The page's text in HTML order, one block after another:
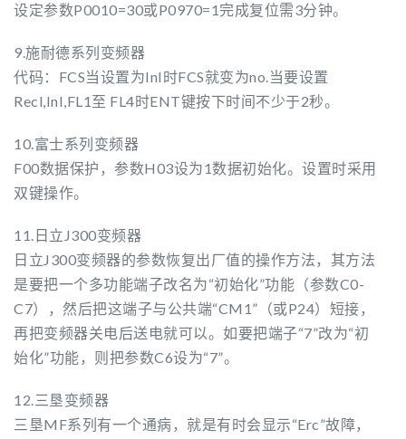
设定参数P0010=30或P0970=1完成复位需3分钟。
9.施耐德系列变频器
代码：FCS当设置为InI时FCS就变为no.当要设置
Recl,InI,FL1至 FL4时ENT键按下时间不少于2秒。
10.富士系列变频器
F00数据保护，参数H03设为1数据初始化。设置时采用
双键操作。
11.日立J300变频器
日立J300变频器的参数恢复出厂值的操作方法，其方法
是要把一个多功能端子改名为“初始化”功能（参数C0-
C7），然后把这端子与公共端“CM1”（或P24）短接，
再把变频器关电后送电就可以。如要把端子“7”改为“初
始化”功能，则把参数C6设为“7”。
12.三垦变频器
三垦MF系列有一个通病，就是有时会显示“Erc”故障，